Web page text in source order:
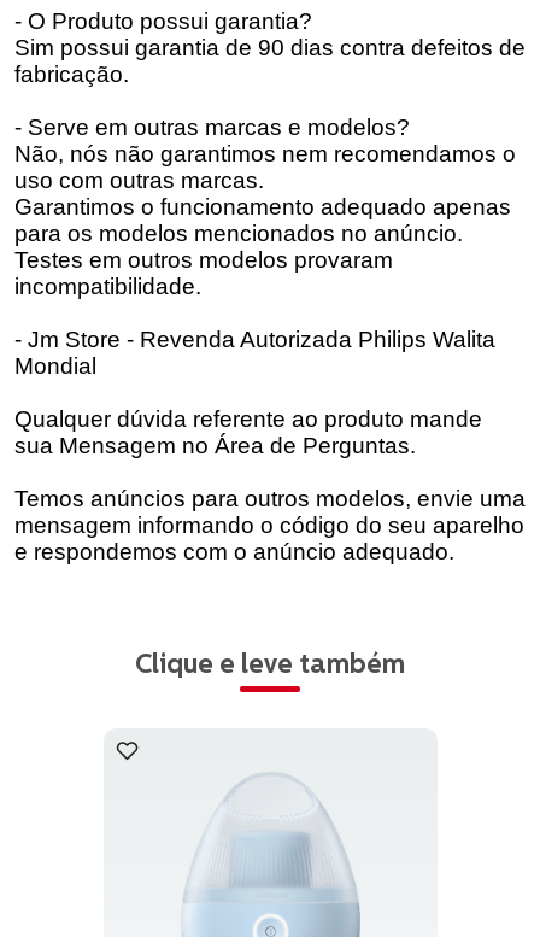
- O Produto possui garantia?
Sim possui garantia de 90 dias contra defeitos de
fabricação.
- Serve em outras marcas e modelos?
Não, nós não garantimos nem recomendamos o
uso com outras marcas.
Garantimos o funcionamento adequado apenas
para os modelos mencionados no anúncio.
Testes em outros modelos provaram
incompatibilidade.
- Jm Store - Revenda Autorizada Philips Walita
Mondial
Qualquer dúvida referente ao produto mande
sua Mensagem no Área de Perguntas.
Temos anúncios para outros modelos, envie uma
mensagem informando o código do seu aparelho
e respondemos com o anúncio adequado.
Clique e leve também